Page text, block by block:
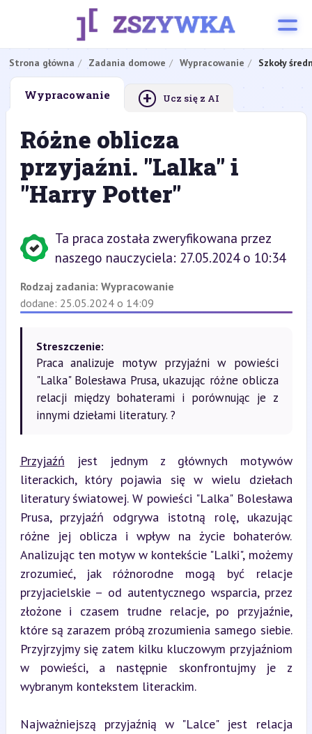
Strona główna Zadania domowe Wypracowanie Szkoły
Wypracowanie + Ucz się z AI
Różne oblicza
przyjaźni. "Lalka" i
"Harry Potter"
Ta praca została zweryfikowana przez
naszego nauczyciela: 27.05.2024 o 10:34
Rodzaj zadania: Wypracowanie
dodane: 25.05.2024 o 14:09
Streszczenie:
Praca analizuje motyw przyjaźni w powieści
"Lalka" Bolesława Prusa, ukazując różne oblicza
relacji między bohaterami i porównując je z
innymi dziełami literatury. ?
Przyjaźń jest jednym z głównych motywów
literackich, który pojawia się w wielu dziełach
literatury światowej. W powieści "Lalka" Bolesława
Prusa, przyjaźń odgrywa istotną rolę, ukazując
różne jej oblicza i wpływ na życie bohaterów.
Analizując ten motyw w kontekście "Lalki", możemy
zrozumieć, jak różnorodne mogą być relacje
przyjacielskie – od autentycznego wsparcia, przez
złożone i czasem trudne relacje, po przyjaźnie,
które są zarazem próbą zrozumienia samego siebie.
Przyjrzyjmy się zatem kilku kluczowym przyjaźniom
w powieści, a następnie skonfrontujmy je z
wybranym kontekstem literackim.
Najważniejszą przyjaźnią w "Lalce" jest relacja